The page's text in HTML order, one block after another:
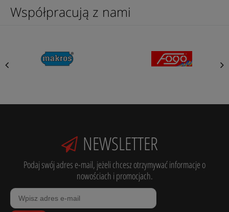
Współpracują z nami
NEWSLETTER
Podaj swój adres e-mail, jeżeli chcesz otrzymywać informacje o
nowościach i promocjach.